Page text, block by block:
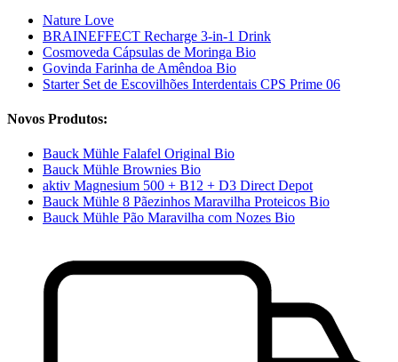
Nature Love
BRAINEFFECT Recharge 3-in-1 Drink
Cosmoveda Cápsulas de Moringa Bio
Govinda Farinha de Amêndoa Bio
Starter Set de Escovilhões Interdentais CPS Prime 06
Novos Produtos:
Bauck Mühle Falafel Original Bio
Bauck Mühle Brownies Bio
aktiv Magnesium 500 + B12 + D3 Direct Depot
Bauck Mühle 8 Pãezinhos Maravilha Proteicos Bio
Bauck Mühle Pão Maravilha com Nozes Bio